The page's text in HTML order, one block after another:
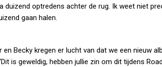
duizend optredens achter de rug. Ik weet niet
gaan halen.
Becky kregen er lucht van dat we een nieuw
is geweldig, hebben jullie zin om dit tijdens